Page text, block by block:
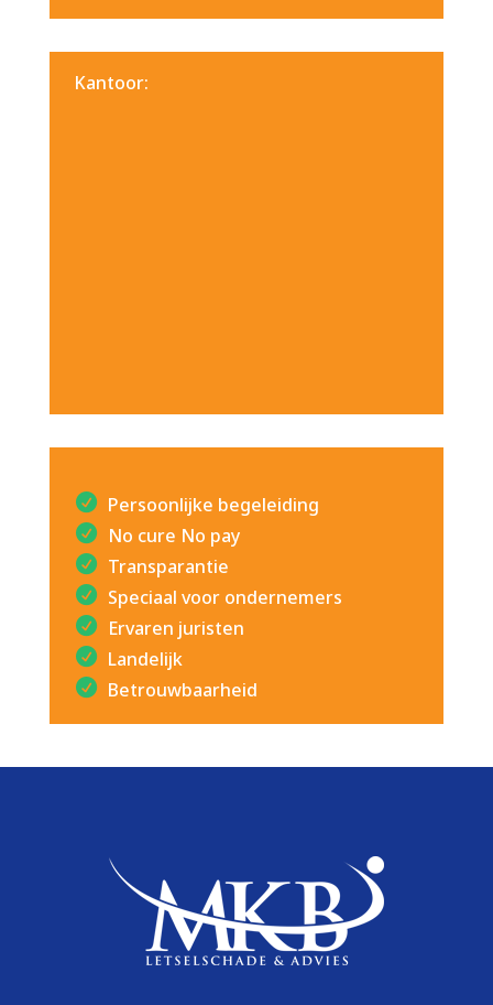
Kantoor:
Persoonlijke begeleiding
No cure No pay
Transparantie
Speciaal voor ondernemers
Ervaren juristen
Landelijk
Betrouwbaarheid